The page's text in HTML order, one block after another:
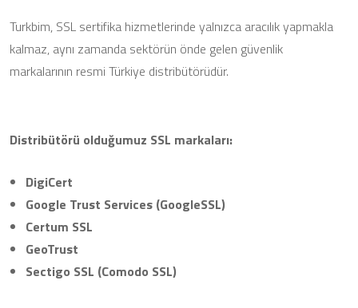
Turkbim, SSL sertifika hizmetlerinde yalnızca aracılık yapmakla
kalmaz, aynı zamanda sektörün önde gelen güvenlik
markalarının resmi Türkiye distribütörüdür.
Distribütörü olduğumuz SSL markaları:
DigiCert
Google Trust Services (GoogleSSL)
Certum SSL
GeoTrust
Sectigo SSL (Comodo SSL)